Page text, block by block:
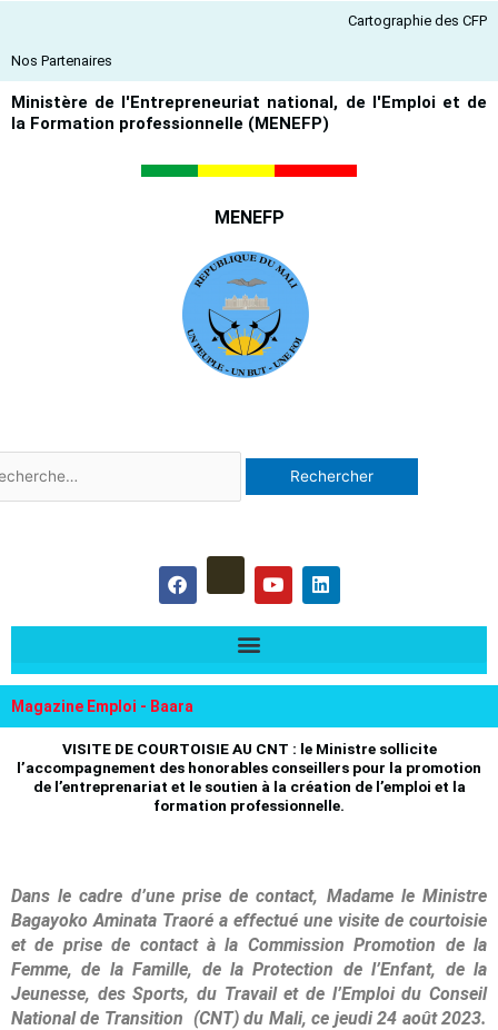
contenu
Cartographie des CFP
Nos Partenaires
Ministère de l'Entrepreneuriat national, de l'Emploi et de
la Formation professionnelle (MENEFP)
MENEFP
:
F
a
c
e
o
Y
o
u
t
e
L
i
n
k
i
Magazine Emploi - Baara
VISITE DE COURTOISIE AU CNT : le Ministre sollicite
l’accompagnement des honorables conseillers pour la promotion
de l’entreprenariat et le soutien à la création de l’emploi et la
formation professionnelle.
Dans le cadre d’une prise de contact, Madame le Ministre
Bagayoko Aminata Traoré a effectué une visite de courtoisie
et de prise de contact à la Commission Promotion de la
Femme, de la Famille, de la Protection de l’Enfant, de la
Jeunesse, des Sports, du Travail et de l’Emploi du Conseil
National de Transition (CNT) du Mali, ce jeudi 24 août 2023.